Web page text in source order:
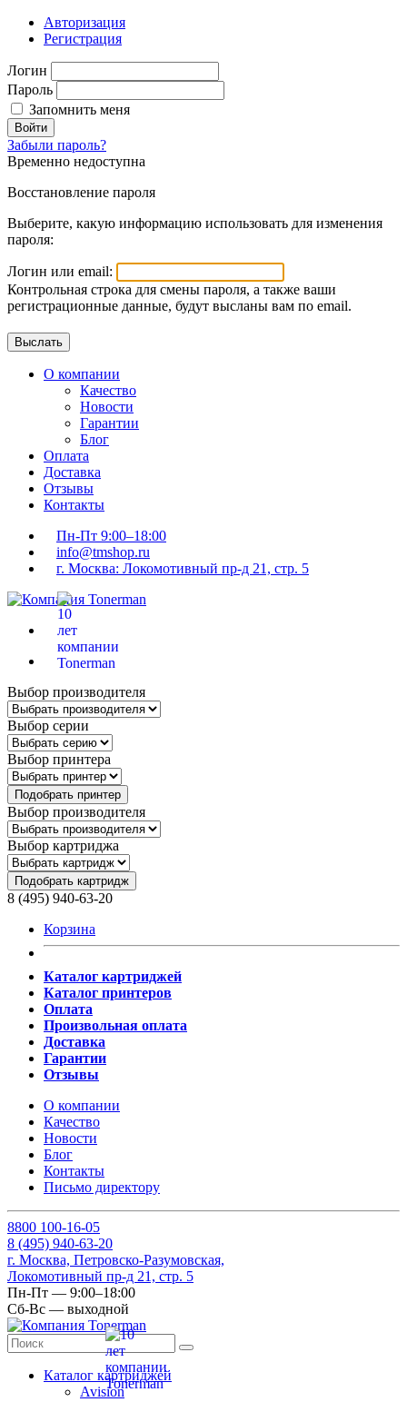
Авторизация
Регистрация
Логин
Пароль
Запомнить меня
Войти
Забыли пароль?
Временно недоступна
Восстановление пароля
Выберите, какую информацию использовать для изменения
пароля:
Логин или email:
Контрольная строка для смены пароля, а также ваши
регистрационные данные, будут высланы вам по email.
О компании
Качество
Новости
Гарантии
Блог
Оплата
Доставка
Отзывы
Контакты
Пн-Пт 9:00–18:00
info@tmshop.ru
г. Москва: Локомотивный пр-д 21, стр. 5
Выбор производителя
Выбор серии
Выбор принтера
Подобрать принтер
Выбор производителя
Выбор картриджа
Подобрать картридж
8 (495) 940-63-20
Корзина
Каталог картриджей
Каталог принтеров
Оплата
Произвольная оплата
Доставка
Гарантии
Отзывы
О компании
Качество
Новости
Блог
Контакты
Письмо директору
8800 100-16-05
8 (495) 940-63-20
г. Москва, Петровско-Разумовская,
Локомотивный пр-д 21, стр. 5
Пн-Пт — 9:00–18:00
Сб-Вс — выходной
Каталог картриджей
Avision